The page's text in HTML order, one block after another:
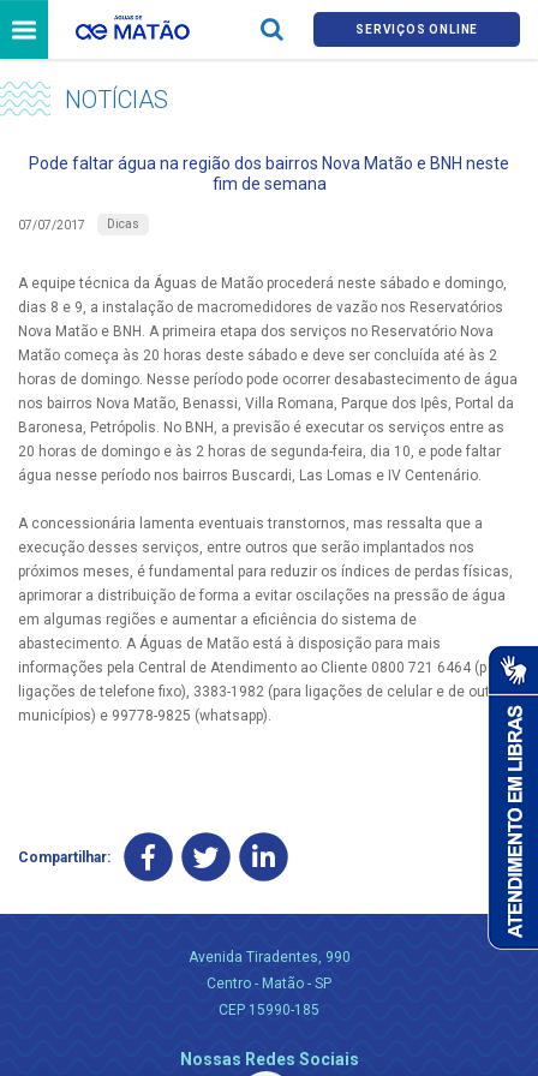
SERVIÇOS ONLINE
NOTÍCIAS
Pode faltar água na região dos bairros Nova Matão e BNH neste
fim de semana
07/07/2017 Dicas
A equipe técnica da Águas de Matão procederá neste sábado e domingo,
dias 8 e 9, a instalação de macromedidores de vazão nos Reservatórios
Nova Matão e BNH. A primeira etapa dos serviços no Reservatório Nova
Matão começa às 20 horas deste sábado e deve ser concluída até às 2
horas de domingo. Nesse período pode ocorrer desabastecimento de água
nos bairros Nova Matão, Benassi, Villa Romana, Parque dos Ipês, Portal da
Baronesa, Petrópolis. No BNH, a previsão é executar os serviços entre as
20 horas de domingo e às 2 horas de segunda-feira, dia 10, e pode faltar
água nesse período nos bairros Buscardi, Las Lomas e IV Centenário.
A concessionária lamenta eventuais transtornos, mas ressalta que a
execução desses serviços, entre outros que serão implantados nos
próximos meses, é fundamental para reduzir os índices de perdas físicas,
aprimorar a distribuição de forma a evitar oscilações na pressão de água
em algumas regiões e aumentar a eficiência do sistema de
abastecimento. A Águas de Matão está à disposição para mais
informações pela Central de Atendimento ao Cliente 0800 721 6464 (para
ligações de telefone fixo), 3383-1982 (para ligações de celular e de outros
municípios) e 99778-9825 (whatsapp).
Compartilhar:
Avenida Tiradentes, 990
Centro - Matão - SP
CEP 15990-185
Nossas Redes Sociais